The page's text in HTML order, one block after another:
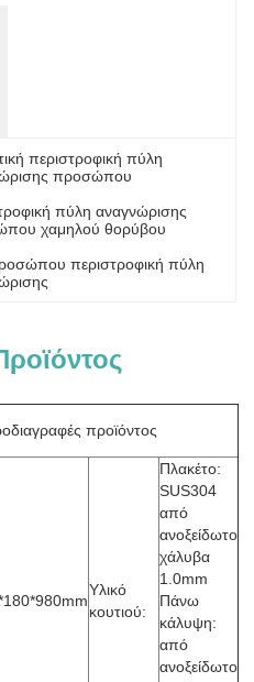
περιστροφική πύλη
προσώπου
πύλη αναγνώρισης
χαμηλού θορύβου
περιστροφική πύλη
προϊόντος
Υλικό
κουτιού:
Πλακέτο:
SUS304
από
ανοξείδωτο
χάλυβα
1.0mm
Πάνω
κάλυψη:
από
ανοξείδωτο